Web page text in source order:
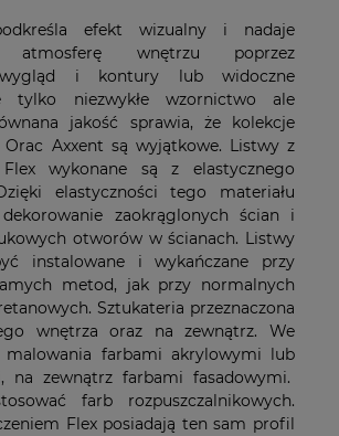
efekt wizualny i nadaje
atmosferę wnętrzu poprzez
wygląd i kontury lub widoczne
tylko niezwykłe wzornictwo ale
jakość sprawia, że kolekcje
Axxent są wyjątkowe. Listwy z
Flex wykonane są z elastycznego
elastyczności tego materiału
zaokrąglonych ścian i
otworów w ścianach. Listwy
instalowane i wykańczane przy
metod, jak przy normalnych
Sztukateria przeznaczona
wnętrza oraz na zewnątrz. We
malowania farbami akrylowymi lub
na zewnątrz farbami fasadowymi.
farb rozpuszczalnikowych.
Flex posiadają ten sam profil